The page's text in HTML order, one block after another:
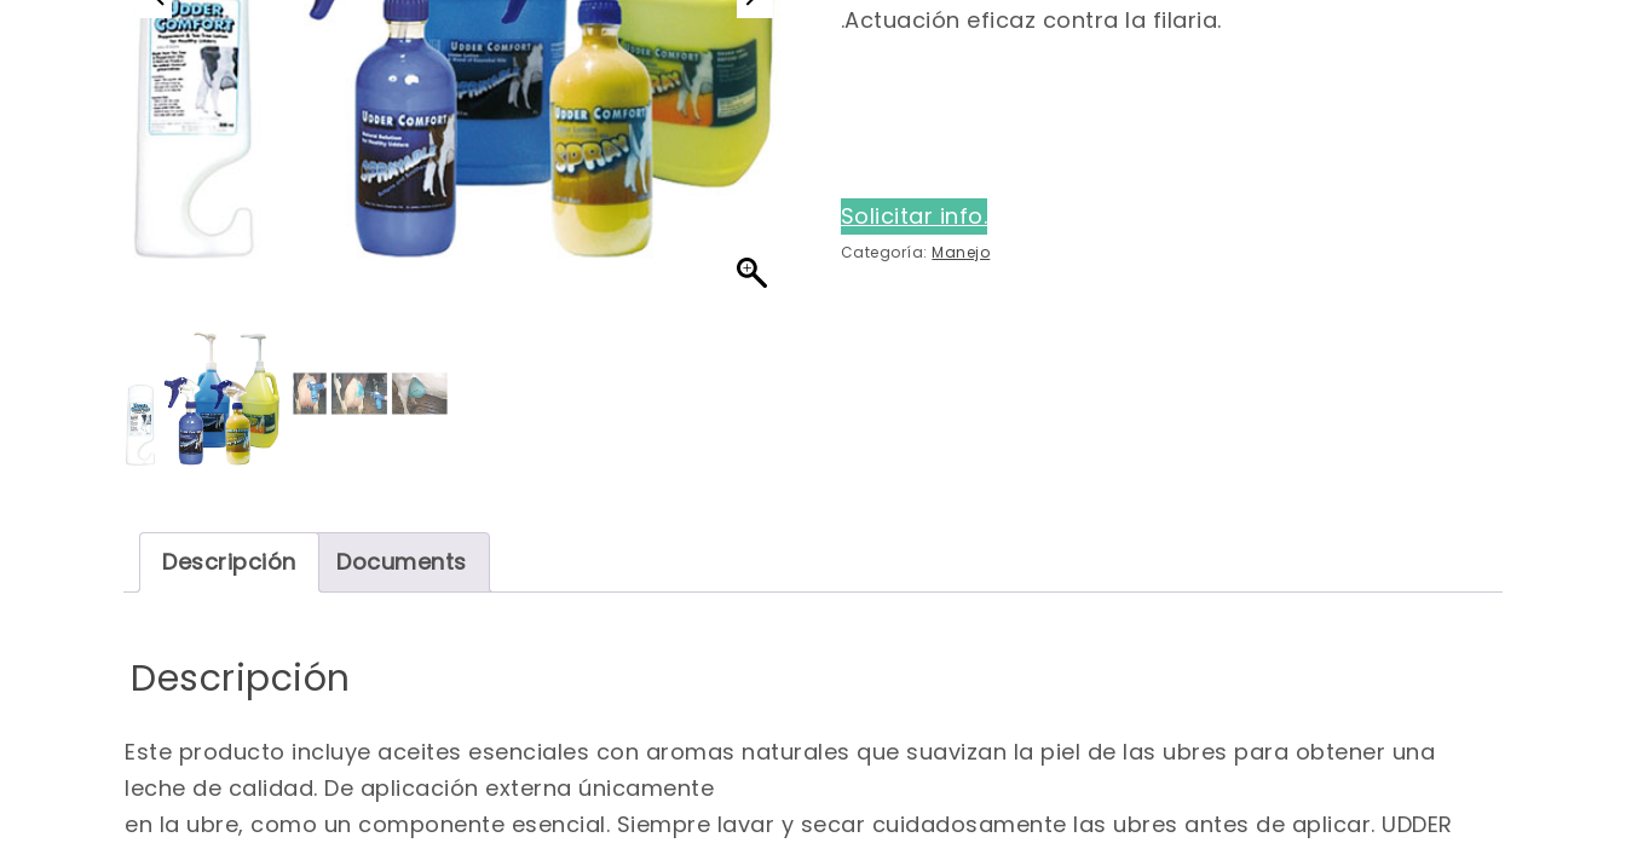
.Actuación eficaz contra la filaria.
Solicitar info.
Categoría:Manejo
Descripción Documents
Descripción
Este producto incluye aceites esenciales con aromas naturales que suavizan la piel de las ubres para obtener una
leche de calidad. De aplicación externa únicamente
en la ubre, como un componente esencial. Siempre lavar y secar cuidadosamente las ubres antes de aplicar. UDDER